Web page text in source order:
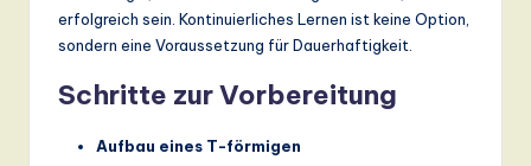
erfolgreich sein. Kontinuierliches Lernen ist keine Option,
sondern eine Voraussetzung für Dauerhaftigkeit.
Schritte zur Vorbereitung
Aufbau eines T-förmigen